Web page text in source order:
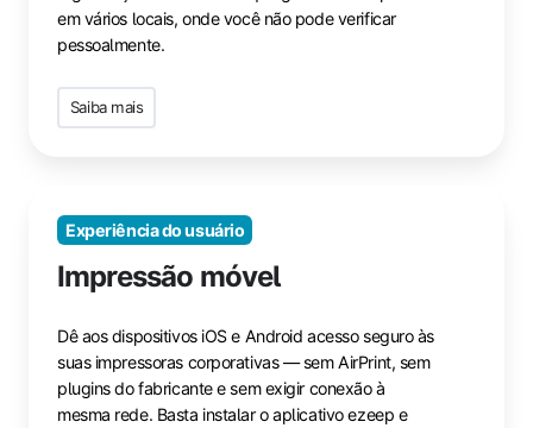
em vários locais, onde você não pode verificar
pessoalmente.
Saiba mais
Experiência do usuário
Impressão móvel
Dê aos dispositivos iOS e Android acesso seguro às
suas impressoras corporativas — sem AirPrint, sem
plugins do fabricante e sem exigir conexão à
mesma rede. Basta instalar o aplicativo ezeep e